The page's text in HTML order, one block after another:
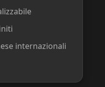
internazionali